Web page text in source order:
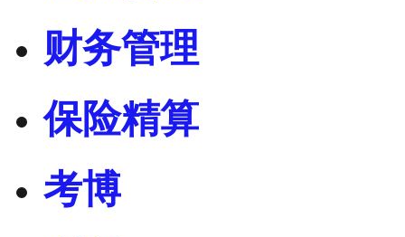
财务管理
保险精算
考博